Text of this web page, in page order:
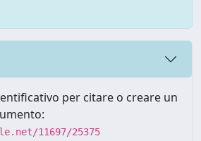
per citare o creare un
11697/25375